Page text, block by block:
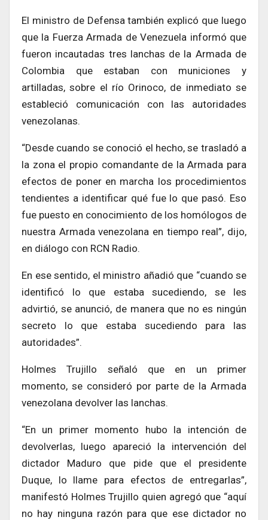
El ministro de Defensa también explicó que luego
que la Fuerza Armada de Venezuela informó que
fueron incautadas tres lanchas de la Armada de
Colombia que estaban con municiones y
artilladas, sobre el río Orinoco, de inmediato se
estableció comunicación con las autoridades
venezolanas.
“Desde cuando se conoció el hecho, se trasladó a
la zona el propio comandante de la Armada para
efectos de poner en marcha los procedimientos
tendientes a identificar qué fue lo que pasó. Eso
fue puesto en conocimiento de los homólogos de
nuestra Armada venezolana en tiempo real”, dijo,
en diálogo con RCN Radio.
En ese sentido, el ministro añadió que “cuando se
identificó lo que estaba sucediendo, se les
advirtió, se anunció, de manera que no es ningún
secreto lo que estaba sucediendo para las
autoridades”.
Holmes Trujillo señaló que en un primer
momento, se consideró por parte de la Armada
venezolana devolver las lanchas.
“En un primer momento hubo la intención de
devolverlas, luego apareció la intervención del
dictador Maduro que pide que el presidente
Duque, lo llame para efectos de entregarlas”,
manifestó Holmes Trujillo quien agregó que “aquí
no hay ninguna razón para que ese dictador no